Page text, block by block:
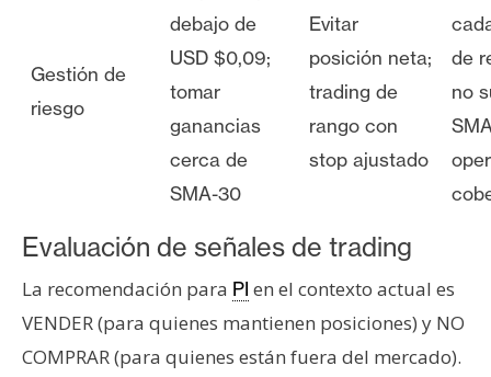
Gestión de
riesgo
debajo de
USD $0,09;
tomar
ganancias
cerca de
SMA-30
Evitar
posición neta;
trading de
rango con
stop ajustado
de
no
Evaluación de señales de trading
La recomendación para PI en el contexto actual es
VENDER (para quienes mantienen posiciones) y NO
COMPRAR (para quienes están fuera del mercado).